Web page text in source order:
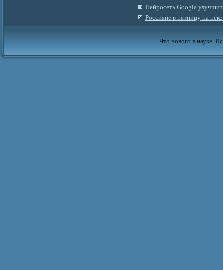
Нейросеть Google улучшит
Россияне в пятницу на
Что нового в науке.